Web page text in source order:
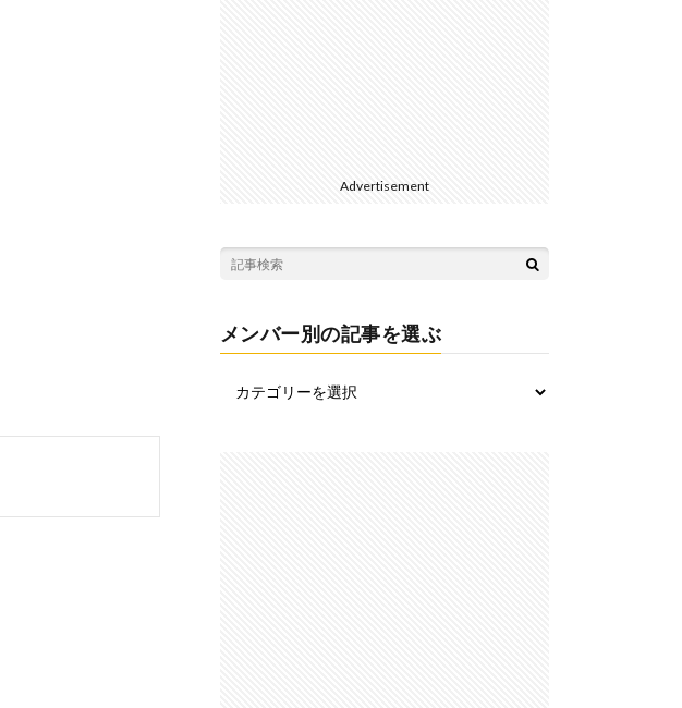
Advertisement
メンバー別の記事を選ぶ